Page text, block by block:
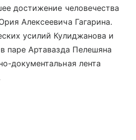
достижение человечества
Алексеевича Гагарина.
усилий Кулиджанова и
паре Артавазда Пелешяна
документальная лента